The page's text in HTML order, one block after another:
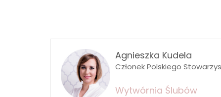
Agnieszka Kudela
Członek Polskiego
Wytwórnia Ślubów